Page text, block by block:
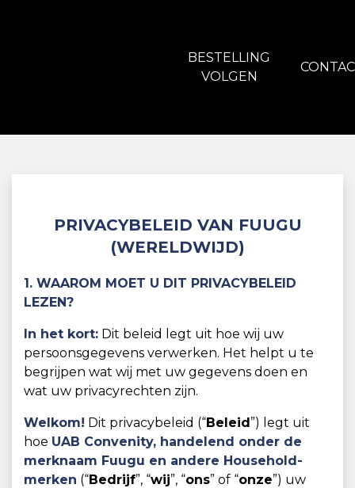
BESTELLING
VOLGEN
PRIVACYBELEID VAN FUUGU
(WERELDWIJD)
1. WAAROM MOET U DIT PRIVACYBELEID
LEZEN?
In het kort: Dit beleid legt uit hoe wij uw
persoonsgegevens verwerken. Het helpt u te
begrijpen wat wij met uw gegevens doen en
wat uw privacyrechten zijn.
Welkom! Dit privacybeleid (“Beleid”) legt uit
hoe UAB Convenity, handelend onder de
merknaam Fuugu en andere Household-
merken (“Bedrijf”, “wij”, “ons” of “onze”) uw